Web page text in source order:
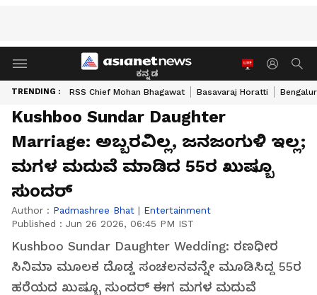
ಕನ್ನಡ
TRENDING : RSS Chief Mohan Bhagawat Basavaraj Horatti
Kushboo Sundar Daughter
Marriage: ಅಬ್ಬರವಿಲ್ಲ‌, ಜನಜಂಗುಳಿ ಇಲ್ಲ;
ಮಗಳ ಮದುವೆ ಮಾಡಿದ 55ರ ಖುಷ್ಬೂ
ಸುಂದರ್
Author : Padmashree Bhat | Entertainment
Published : Jun 26 2026, 06:45 PM IST
Kushboo Sundar Daughter Wedding: ರಣಧೀರ
ಸಿನಿಮಾ ಮೂಲಕ ದೊಡ್ಡ ಸಂಚಲನವನ್ನೇ ಮೂಡಿಸಿದ್ದ 55ರ
ಹರೆಯದ ಖುಷ್ಬೂ ಸುಂದರ್‌ ಈಗ ಮಗಳ ಮದುವೆ